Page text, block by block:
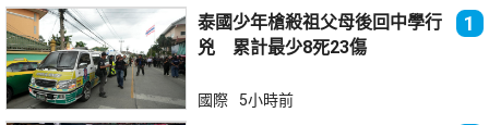
泰國少年槍殺祖父母後回中學行
兇 累計最少8死23傷
1
國際 5小時前